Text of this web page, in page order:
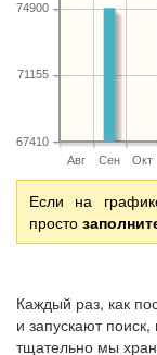
Авг Сен Окт
67410
71155
74900
Если на
просто
Каждый раз, как
и запускают
тщательно мы